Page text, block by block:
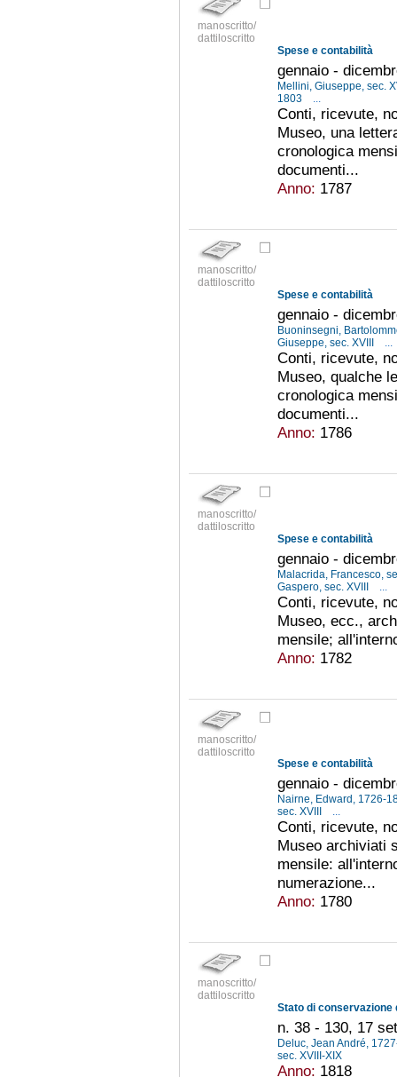
manoscritto/
dattiloscritto
Spese e contabilità
gennaio -
Mellini, Giuseppe, sec.
1803
...
Conti, ricevute,
Museo, una
cronologica
documenti...
Anno: 1787
manoscritto/
dattiloscritto
Spese e contabilità
gennaio -
Buoninsegni,
Giuseppe, sec. XVIII
...
Conti, ricevute,
Museo, qualche
cronologica
documenti...
Anno: 1786
manoscritto/
dattiloscritto
Spese e contabilità
gennaio -
Malacrida, Francesco,
Gaspero, sec. XVIII
Conti, ricevute,
Museo, ecc.,
mensile;
Anno: 1782
manoscritto/
dattiloscritto
Spese e contabilità
gennaio -
Nairne, Edward, 1726-
sec. XVIII
...
Conti, ricevute,
Museo archiviati
mensile:
numerazione...
Anno: 1780
manoscritto/
dattiloscritto
Stato di
n. 38 - 130, 17
Deluc, Jean André,
sec. XVIII-XIX
Anno: 1818